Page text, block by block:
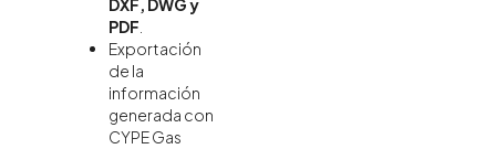
DXF, DWG y
PDF
Exportación
de la
información
generada con
CYPE Gas